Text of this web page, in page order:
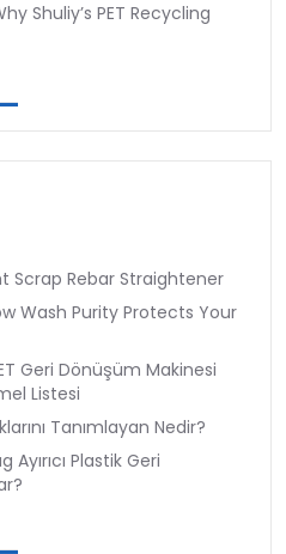
Shuliy’s PET Recycling
Scrap Rebar Straightener
Wash Purity Protects Your
Geri Dönüşüm Makinesi
Listesi
Tanımlayan Nedir?
Plastik Geri